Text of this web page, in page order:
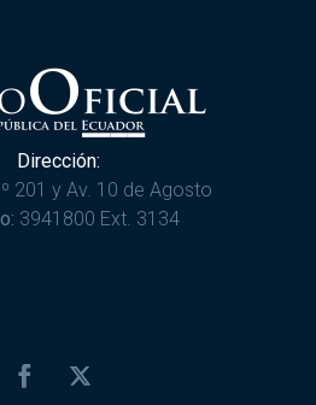
Dirección:
201 y Av. 10 de Agosto
3941800 Ext. 3134